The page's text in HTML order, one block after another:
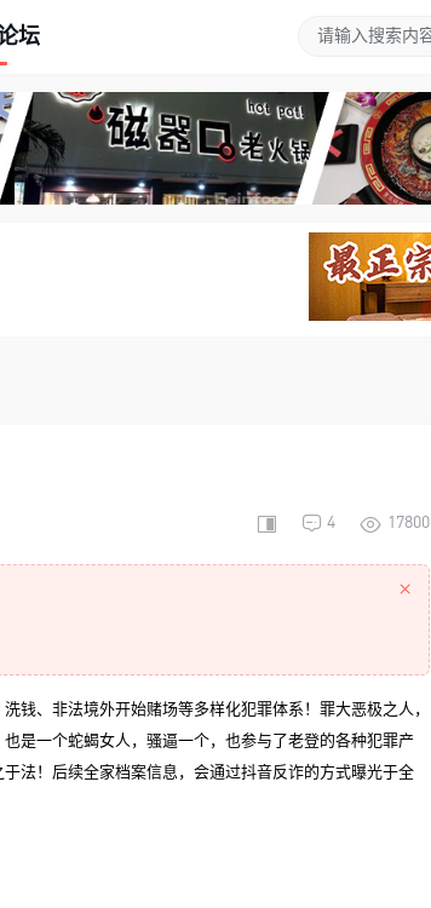
坛
17800
4
×
钱、非法境外开始赌场等多样化犯罪体系！罪大恶极之人，
是一个蛇蝎女人，骚逼一个，也参与了老登的各种犯罪产
法！后续全家档案信息，会通过抖音反诈的方式曝光于全